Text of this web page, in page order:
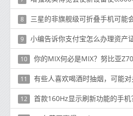
8 三星的非旗舰级可折叠手机可能
9 小编告诉你支付宝怎么办理资产
10 你的MIX何必是MIX？努比亚Z70
11 有些人喜欢喝酒时抽烟，可能
12 首款160Hz显示刷新功能的手机？为什么，带有